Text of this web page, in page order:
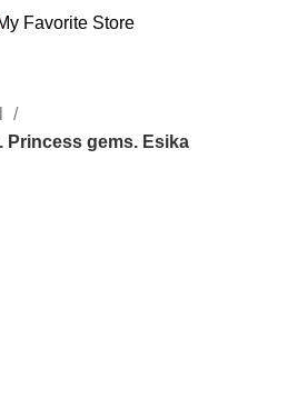
Princess gems. Esika